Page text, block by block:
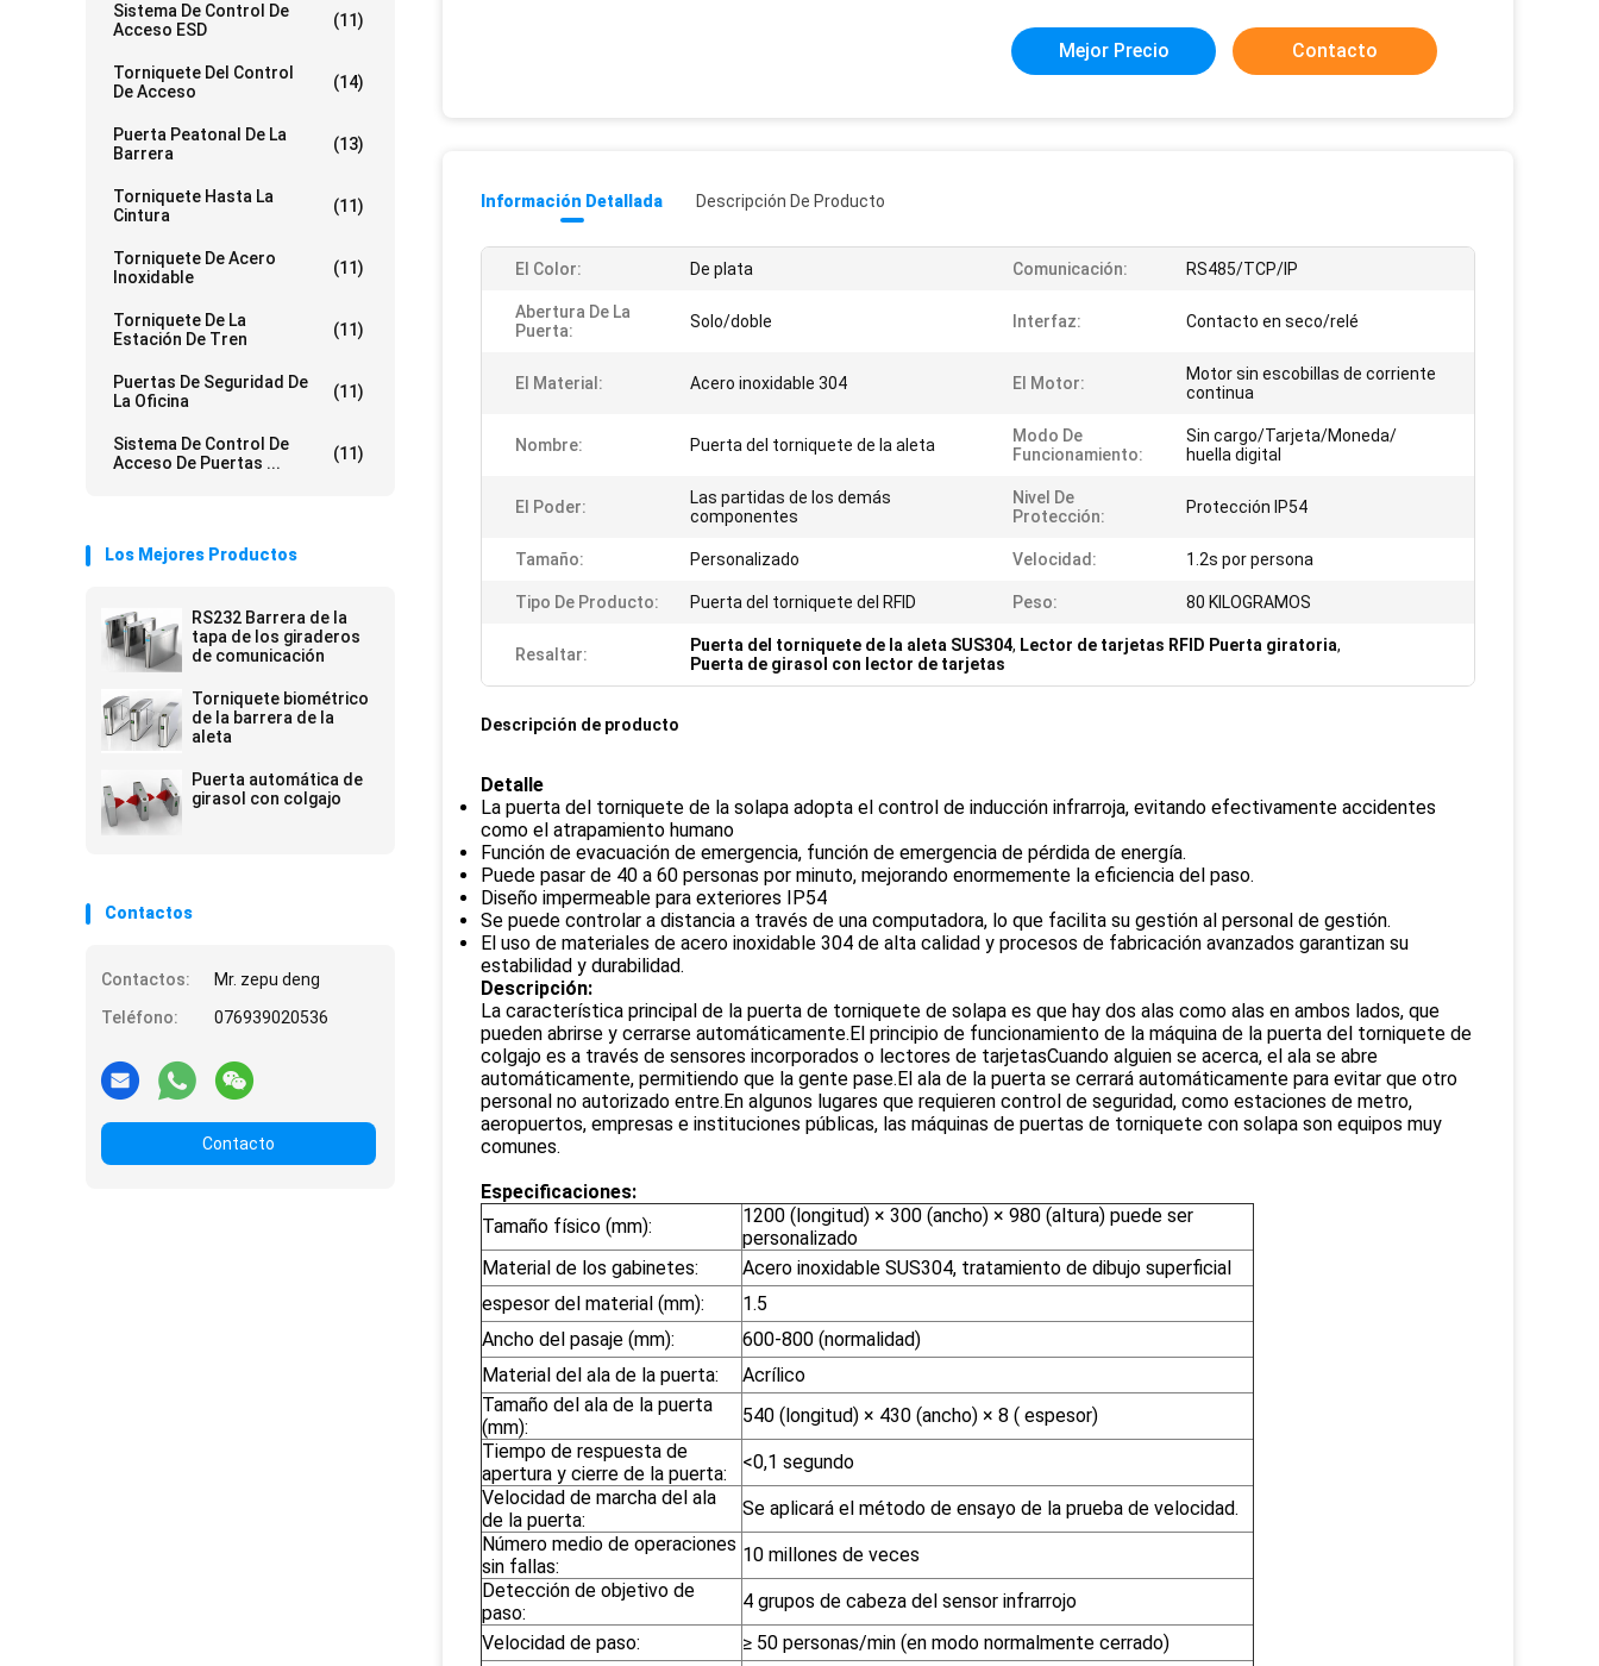
Sistema De Control De
Acceso ESD
(11)
Torniquete Del Control
De Acceso
(14)
Puerta Peatonal De La
Barrera
(13)
Torniquete Hasta La
Cintura
(11)
Torniquete De Acero
Inoxidable
(11)
Torniquete De La
Estación De Tren
(11)
Puertas De Seguridad De
La Oficina
(11)
Sistema De Control De
Acceso De Puertas ...
(11)
Los Mejores Productos
RS232 Barrera de la
tapa de los giraderos
de comunicación
Torniquete biométrico
de la barrera de la
aleta
Puerta automática de
girasol con colgajo
Contactos
Contactos:
Mr. zepu deng
Teléfono:
076939020536
Contacto
Mejor Precio Contacto
Información Detallada Descripción De Producto
El Color: De plata Comunicación: RS485/TCP/IP
Abertura De La
Puerta:
Solo/doble Interfaz: Contacto en seco/relé
El Material: Acero inoxidable 304 El Motor:
Motor sin escobillas de corriente
continua
Nombre: Puerta del torniquete de la aleta
Modo De
Funcionamiento:
Sin cargo/Tarjeta/Moneda/
huella digital
El Poder:
Las partidas de los demás
componentes
Nivel De
Protección:
Protección IP54
Tamaño: Personalizado Velocidad: 1.2s por persona
Tipo De Producto: Puerta del torniquete del RFID Peso: 80 KILOGRAMOS
Resaltar: Puerta del torniquete de la aleta SUS304, Lector de tarjetas RFID Puerta giratoria,
Puerta de girasol con lector de tarjetas
Descripción de producto
Detalle
La puerta del torniquete de la solapa adopta el control de inducción infrarroja, evitando efectivamente accidentes
como el atrapamiento humano
Función de evacuación de emergencia, función de emergencia de pérdida de energía.
Puede pasar de 40 a 60 personas por minuto, mejorando enormemente la eficiencia del paso.
Diseño impermeable para exteriores IP54
Se puede controlar a distancia a través de una computadora, lo que facilita su gestión al personal de gestión.
El uso de materiales de acero inoxidable 304 de alta calidad y procesos de fabricación avanzados garantizan su
estabilidad y durabilidad.
Descripción:
La característica principal de la puerta de torniquete de solapa es que hay dos alas como alas en ambos lados, que
pueden abrirse y cerrarse automáticamente.El principio de funcionamiento de la máquina de la puerta del torniquete de
colgajo es a través de sensores incorporados o lectores de tarjetasCuando alguien se acerca, el ala se abre
automáticamente, permitiendo que la gente pase.El ala de la puerta se cerrará automáticamente para evitar que otro
personal no autorizado entre.En algunos lugares que requieren control de seguridad, como estaciones de metro,
aeropuertos, empresas e instituciones públicas, las máquinas de puertas de torniquete con solapa son equipos muy
comunes.
Especificaciones:
Tamaño físico (mm):
1200 (longitud) × 300 (ancho) × 980 (altura) puede ser
personalizado
Material de los gabinetes:
Acero inoxidable SUS304, tratamiento de dibujo superficial
espesor del material (mm):
1.5
Ancho del pasaje (mm):
600-800 (normalidad)
Material del ala de la puerta:
Acrílico
Tamaño del ala de la puerta
(mm):
540 (longitud) × 430 (ancho) × 8 ( espesor)
Tiempo de respuesta de
apertura y cierre de la puerta:
<0,1 segundo
Velocidad de marcha del ala
de la puerta:
Se aplicará el método de ensayo de la prueba de velocidad.
Número medio de operaciones
sin fallas:
10 millones de veces
Detección de objetivo de
paso:
4 grupos de cabeza del sensor infrarrojo
Velocidad de paso:
≥ 50 personas/min (en modo normalmente cerrado)